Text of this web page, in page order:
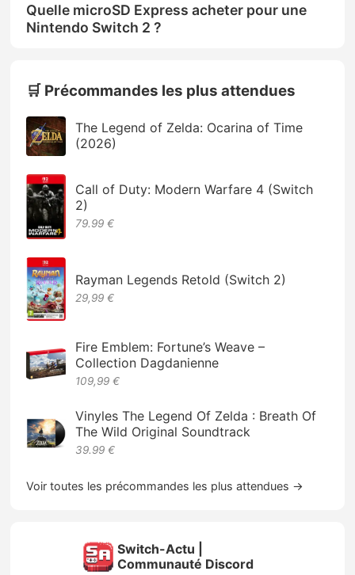
Quelle microSD Express acheter pour une
Nintendo Switch 2 ?
🛒 Précommandes les plus attendues
The Legend of Zelda: Ocarina of Time
(2026)
Call of Duty: Modern Warfare 4 (Switch
2)
79.99 €
Rayman Legends Retold (Switch 2)
29,99 €
Fire Emblem: Fortune’s Weave –
Collection Dagdanienne
109,99 €
Vinyles The Legend Of Zelda : Breath Of
The Wild Original Soundtrack
39.99 €
Voir toutes les précommandes les plus attendues →
Switch-Actu |
Communauté Discord